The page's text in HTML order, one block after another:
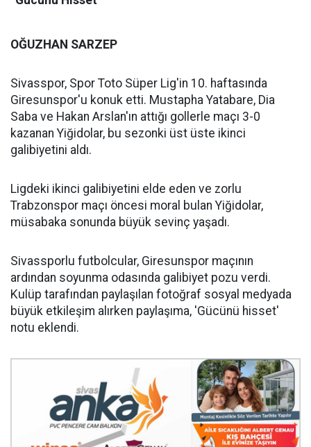
OĞUZHAN SARZEP
Sivasspor, Spor Toto Süper Lig'in 10. haftasında
Giresunspor'u konuk etti. Mustapha Yatabare, Dia
Saba ve Hakan Arslan'ın attığı gollerle maçı 3-0
kazanan Yiğidolar, bu sezonki üst üste ikinci
galibiyetini aldı.
Ligdeki ikinci galibiyetini elde eden ve zorlu
Trabzonspor maçı öncesi moral bulan Yiğidolar,
müsabaka sonunda büyük sevinç yaşadı.
Sivassporlu futbolcular, Giresunspor maçının
ardından soyunma odasında galibiyet pozu verdi.
Kulüp tarafından paylaşılan fotoğraf sosyal medyada
büyük etkileşim alırken paylaşıma, 'Gücünü hisset'
notu eklendi.